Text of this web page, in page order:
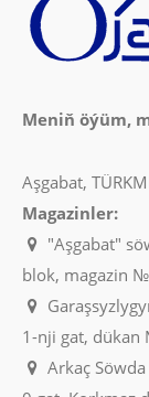
Meniň öýüm,
Aşgabat,
Magazinler:
"Aşgabat"
blok, magazin
1-nji gat,
Arkaç